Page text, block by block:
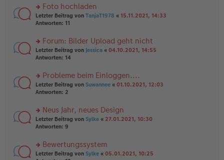
tr
a
g
e
n
er
tr
a
g
n
g
el
e
n
er
tr
a
g
rs
te
n
g
el
e
n
er
tr
a
g
Foto hochladen
Letzter Beitrag von TanjaT1978 « 15.11.2021, 14:33
Antworten: 11
rs
te
n
g
el
e
n
er
tr
a
Forum: Bilder Upload geht nicht
Letzter Beitrag von Jessica « 04.10.2021, 14:55
Antworten: 14
rs
te
n
g
el
e
n
Probleme beim Einloggen....
Letzter Beitrag von Suwannee « 01.10.2021, 12:03
Antworten: 2
rs
te
n
g
Neus Jahr, neues Design
Letzter Beitrag von Sylke « 27.01.2021, 10:30
Antworten: 9
rs
Bewertungssystem
Letzter Beitrag von Sylke « 05.01.2021, 10:25